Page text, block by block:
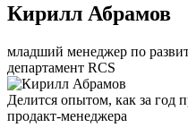
Кирилл Абрамов
младший менеджер по
департамент RCS
Делится опытом, как за год
продакт-менеджера